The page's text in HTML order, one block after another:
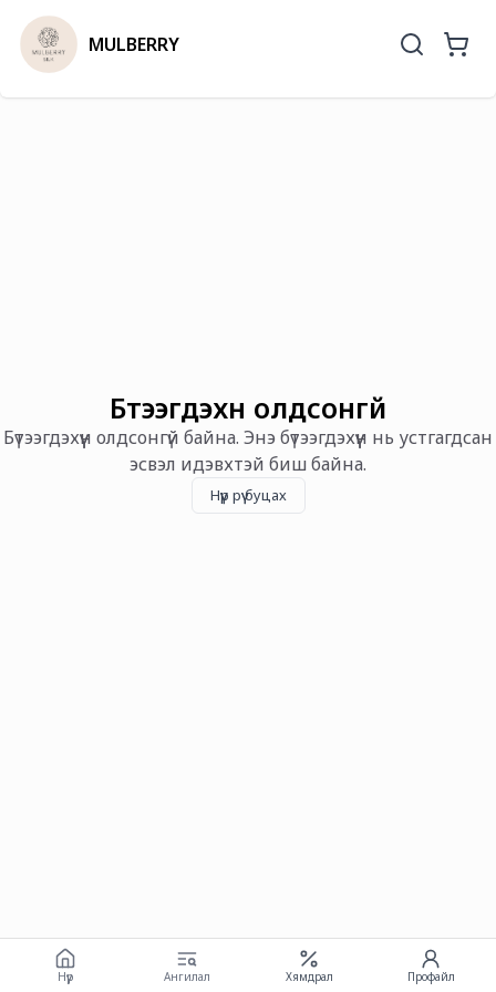
MULBERRY
Бүтээгдэхүүн олдсонгүй
Бүтээгдэхүүн олдсонгүй байна. Энэ бүтээгдэхүүн нь устгагдсан
эсвэл идэвхтэй биш байна.
Нүүр рүү буцах
Нүүр Ангилал Хямдрал Профайл